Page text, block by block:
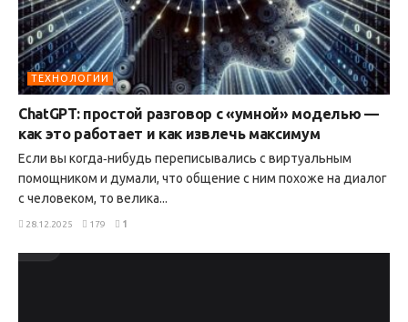
ТЕХНОЛОГИИ
ChatGPT: простой разговор с «умной» моделью —
как это работает и как извлечь максимум
Если вы когда‑нибудь переписывались с виртуальным
помощником и думали, что общение с ним похоже на диалог
с человеком, то велика...
28.12.2025 179 1